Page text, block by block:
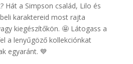
Hát a Simpson család, Lilo és
karaktereid most rajta
kiegészítőkön. 🤩 Látogass a
a lenyűgöző kollekciónkat
egyaránt. 💙